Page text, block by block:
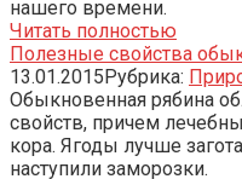
нашего времени.
Читать полностью
Полезные свойства
13.01.2015Рубрика:
Обыкновенная рябина
свойств, причем
кора. Ягоды лучше
наступили заморозки.